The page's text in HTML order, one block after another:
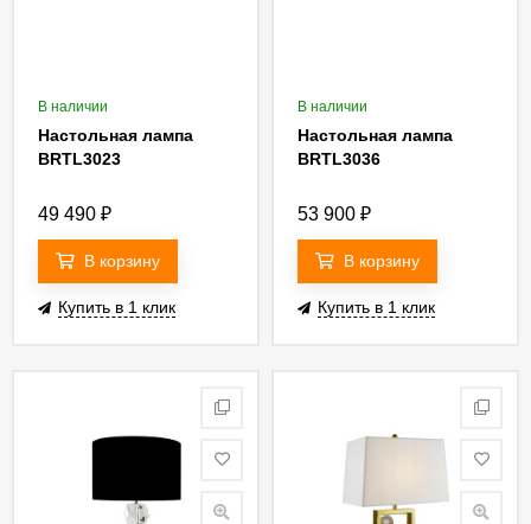
В наличии
Настольная лампа
BRTL3023
49 490 ₽
В корзину
Купить в 1 клик
В наличии
Настольная лампа
BRTL3036
53 900 ₽
В корзину
Купить в 1 клик